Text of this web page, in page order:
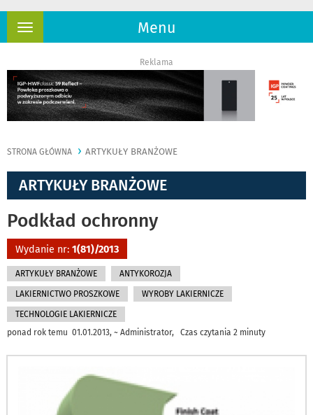
Menu
Rozwiń
Reklama
STRONA GŁÓWNA ARTYKUŁY BRANŻOWE
ARTYKUŁY BRANŻOWE
Podkład ochronny
Wydanie nr: 1(81)/2013
ARTYKUŁY BRANŻOWE ANTYKOROZJA
LAKIERNICTWO PROSZKOWE WYROBY LAKIERNICZE
TECHNOLOGIE LAKIERNICZE
ponad rok temu 01.01.2013, ~ Administrator, Czas czytania 2 minuty